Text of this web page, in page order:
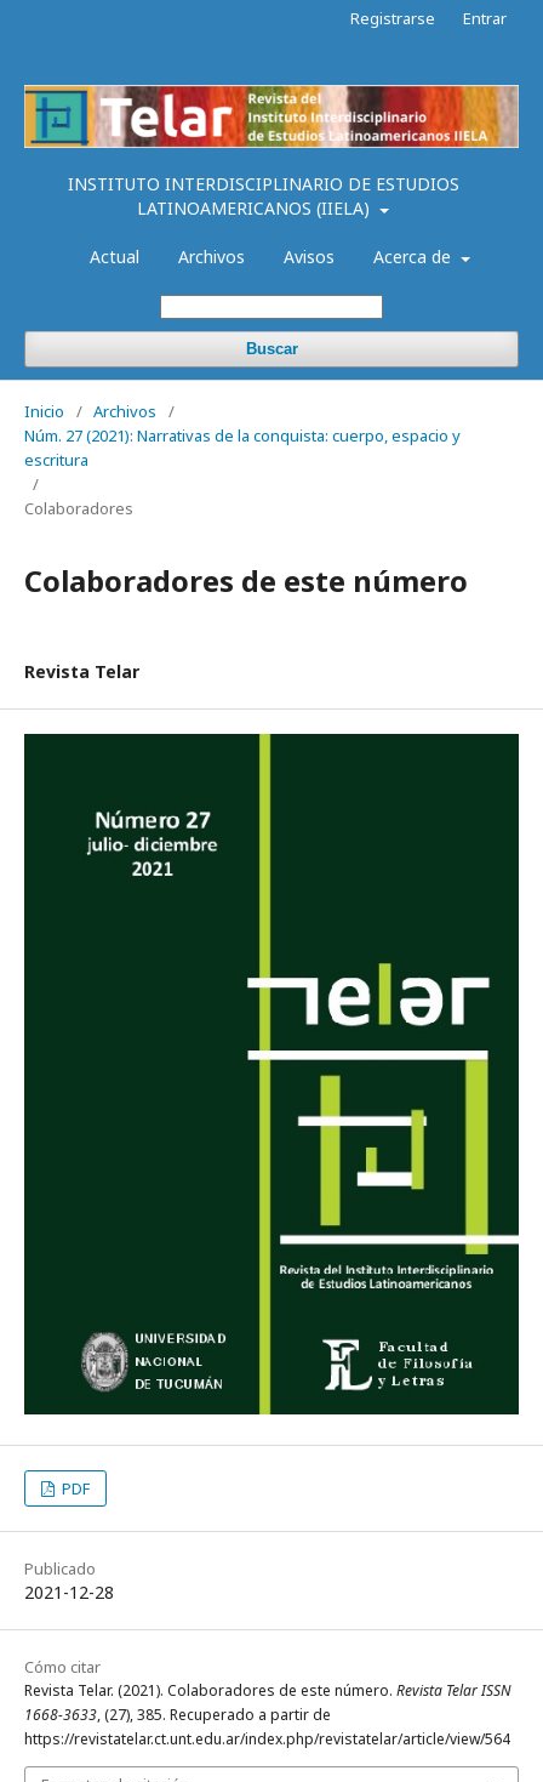
INSTITUTO INTERDISCIPLINARIO DE ESTUDIOS
LATINOAMERICANOS (IIELA)
Actual Archivos Avisos Acerca de
Buscar
Registrarse Entrar
Inicio / Archivos
/
Núm. 27 (2021): Narrativas de la conquista: cuerpo, espacio y
escritura
/
Colaboradores
Colaboradores de este número
Revista Telar
PDF
Publicado
2021-12-28
Cómo citar
Revista Telar. (2021). Colaboradores de este número. Revista Telar ISSN
1668-3633, (27), 385. Recuperado a partir de
https://revistatelar.ct.unt.edu.ar/index.php/revistatelar/article/view/564